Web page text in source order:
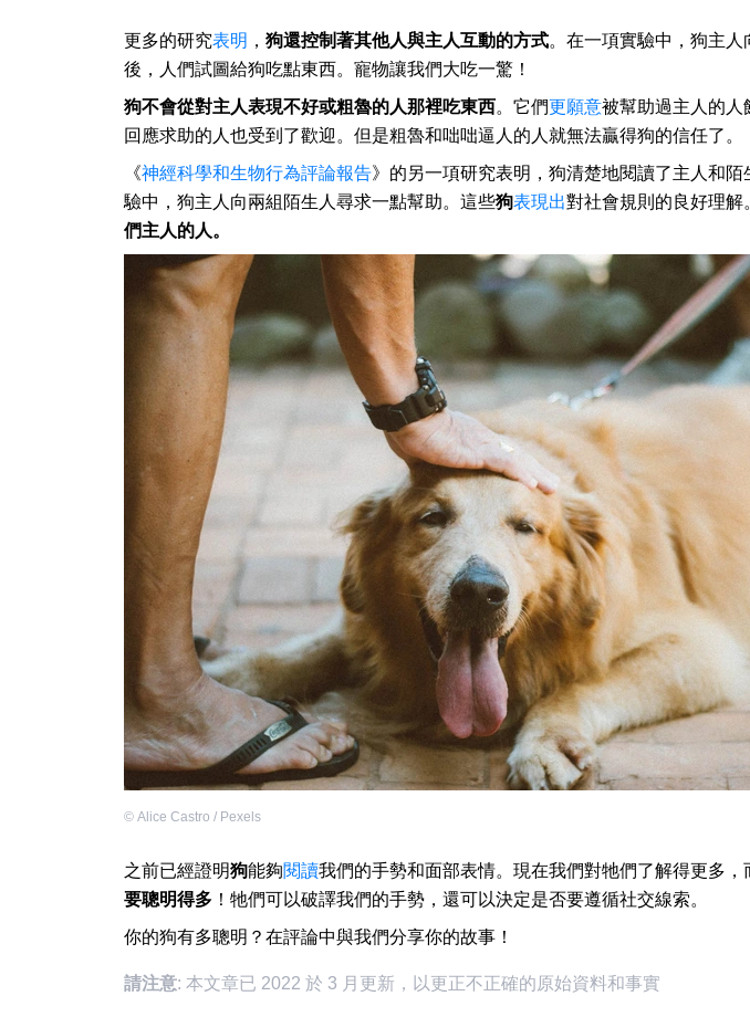
更多的研究表明 ， 狗還控制著其他人與主人互動的方式。在一項實驗中，狗主人
後，人們試圖給狗吃點東西。寵物讓我們大吃一驚！
狗不會從對主人表現不好或粗魯的人那裡吃東西。它們更願意被幫助過主人的人
回應求助的人也受到了歡迎。但是粗魯和咄咄逼人的人就無法贏得狗的信任了。
《神經科學和生物行為評論報告》的另一項研究表明，狗清楚地閱讀了主人和
驗中，狗主人向兩組陌生人尋求一點幫助。這些狗表現出對社會規則的良好理解
們主人的人。
© Alice Castro / Pexels
之前已經證明狗能夠閱讀我們的手勢和面部表情。現在我們對牠們了解得更多，
要聰明得多 ！牠們可以破譯我們的手勢，還可以決定是否要遵循社交線索。
你的狗有多聰明？在評論中與我們分享你的故事！
請注意: 本文章已 2022 於 3 月更新，以更正不正確的原始資料和事實